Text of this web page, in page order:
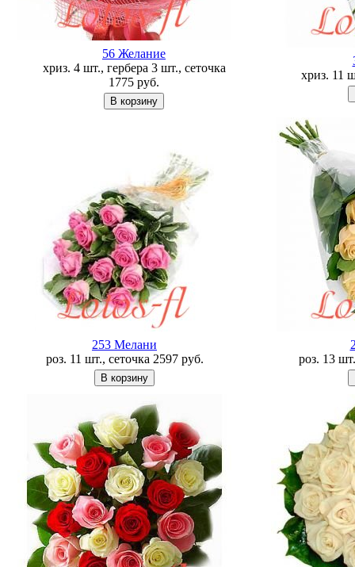
56 Желание
хриз. 4 шт., гербера 3 шт., сеточка
1775 руб.
хриз. 11
253 Мелани
роз. 11 шт., сеточка 2597 руб.
роз. 13